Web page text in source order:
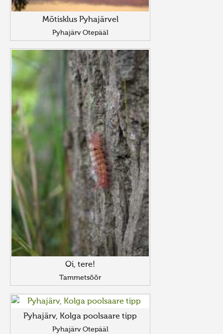
Mõtisklus Pyhajärvel
Pyhajärv Otepääl
Oi, tere!
Tammetsõõr
Pyhajärv, Kolga poolsaare tipp
Pyhajärv Otepääl